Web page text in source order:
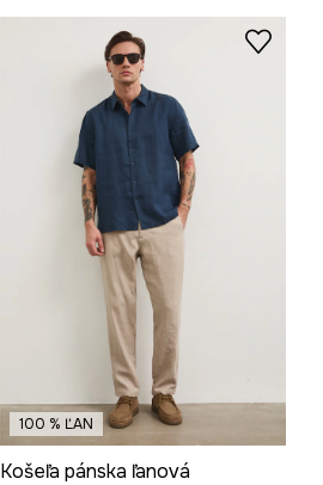
100 % ĽAN
Košeľa pánska ľanová